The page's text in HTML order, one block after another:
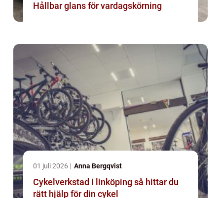
Hållbar glans för vardagskörning
01 juli 2026 Anna Bergqvist
Cykelverkstad i linköping så hittar du
rätt hjälp för din cykel